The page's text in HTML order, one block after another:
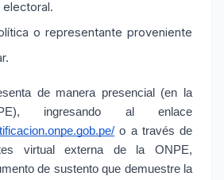
electoral.
o representante proveniente
de manera presencial (en la
ingresando al enlace
o a través de
virtual externa de la ONPE,
de sustento que demuestre la